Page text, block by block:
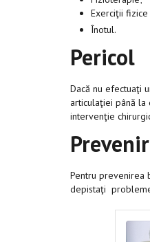
Exerciţii
Înotul.
Pericol
Dacă nu efectuaţi
articulaţiei până la
intervenţie
Pentru prevenirea
depistaţi